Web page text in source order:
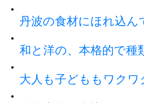
丹波の食材にほれ込ん
和と洋の、本格的で種
大人も子どももワク